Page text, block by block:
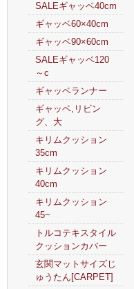
SALEギャッベ40cm
ギャッベ60×40cm
ギャッベ90×60cm
SALEギャッベ120
～c
ギャッベランナー
ギャッベ,リビン
グ、大
キリムクッション
35cm
キリムクッション
40cm
キリムクッション
45~
トルコテキスタイル
クッションカバー
玄関マットサイズじ
ゅうたん[CARPET]